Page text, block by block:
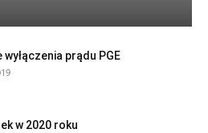
wyłączenia prądu PGE
w 2020 roku